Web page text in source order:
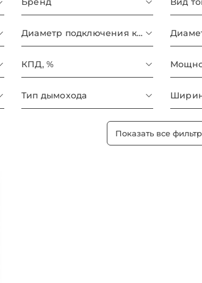
Диаметр подключения к контурам ХВС/ГВС
КПД, %
Тип дымохода
Показать все